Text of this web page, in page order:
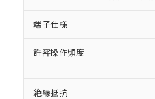
端子仕様
許容操作頻度
絶縁抵抗